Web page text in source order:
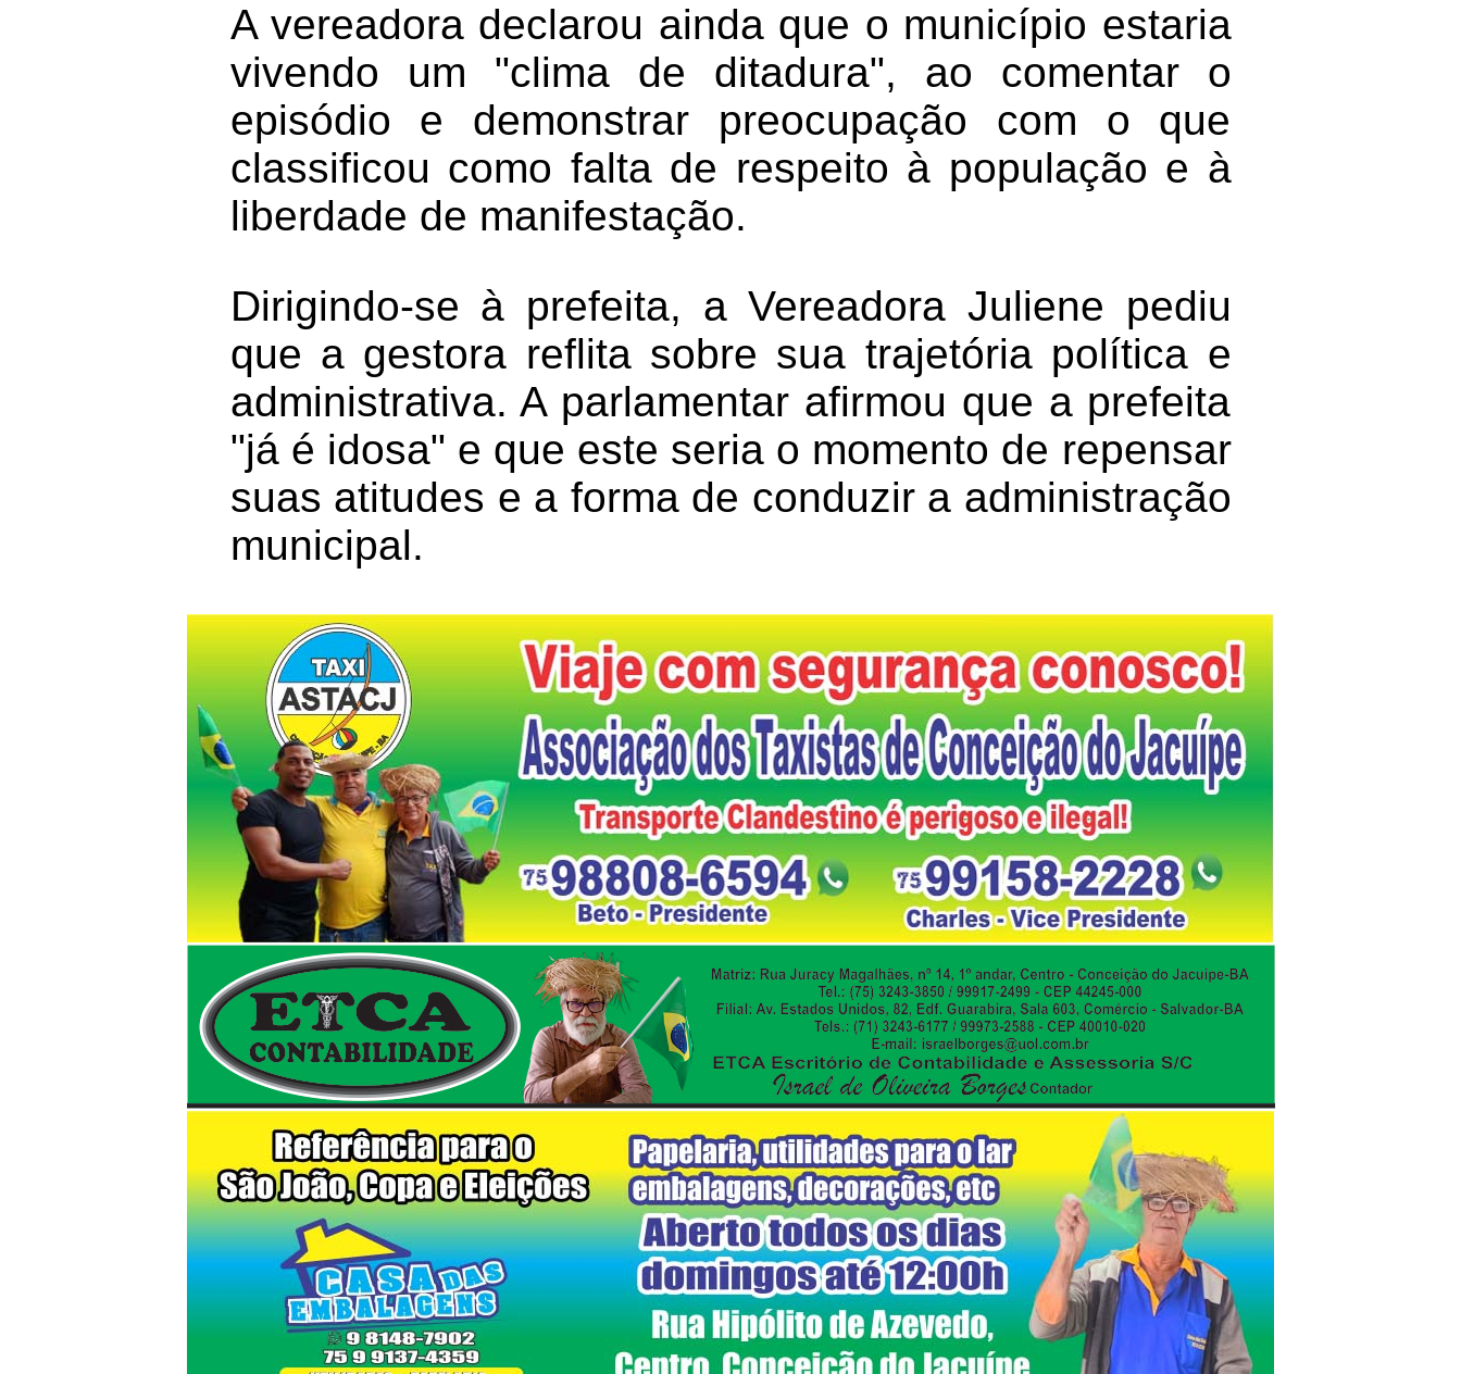
A vereadora declarou ainda que o município estaria
vivendo um "clima de ditadura", ao comentar o
episódio e demonstrar preocupação com o que
classificou como falta de respeito à população e à
liberdade de manifestação.
Dirigindo-se à prefeita, a Vereadora Juliene pediu
que a gestora reflita sobre sua trajetória política e
administrativa. A parlamentar afirmou que a prefeita
"já é idosa" e que este seria o momento de repensar
suas atitudes e a forma de conduzir a administração
municipal.